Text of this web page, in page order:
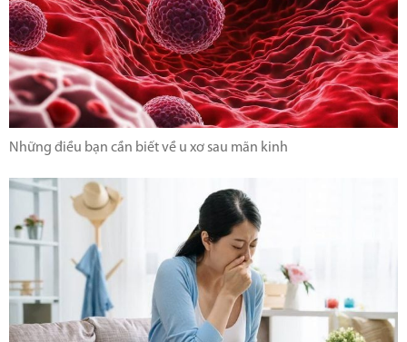
Những điều bạn cần biết về u xơ sau mãn kinh